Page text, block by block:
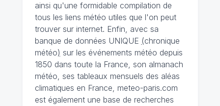
ainsi qu'une formidable compilation de
tous les liens météo utiles que l'on peut
trouver sur internet. Enfin, avec sa
banque de données UNIQUE (chronique
météo) sur les événements météo depuis
1850 dans toute la France, son almanach
météo, ses tableaux mensuels des aléas
climatiques en France, meteo-paris.com
est également une base de recherches